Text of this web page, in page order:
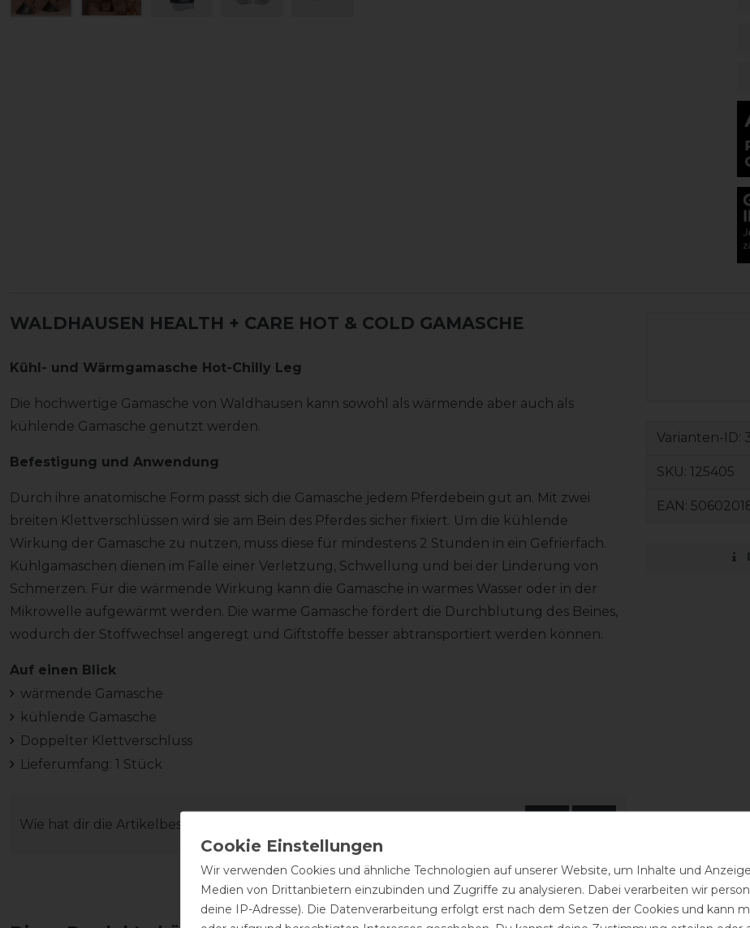
WALDHAUSEN HEALTH + CARE HOT & COLD GAMASCHE
Kühl- und Wärmgamasche Hot-Chilly Leg
Die hochwertige Gamasche von Waldhausen kann sowohl als wärmende aber auch als
kühlende Gamasche genutzt werden.
Befestigung und Anwendung
Durch ihre anatomische Form passt sich die Gamasche jedem Pferdebein gut an. Mit zwei
breiten Klettverschlüssen wird sie am Bein des Pferdes sicher fixiert. Um die kühlende
Wirkung der Gamasche zu nutzen, muss diese für mindestens 2 Stunden in ein Gefrierfach.
Kühlgamaschen dienen im Falle einer Verletzung, Schwellung und bei der Linderung von
Schmerzen. Für die wärmende Wirkung kann die Gamasche in warmes Wasser oder in der
Mikrowelle aufgewärmt werden. Die warme Gamasche fördert die Durchblutung des Beines,
wodurch der Stoffwechsel angeregt und Giftstoffe besser abtransportiert werden können.
Auf einen Blick
wärmende Gamasche
kühlende Gamasche
Doppelter Klettverschluss
Lieferumfang: 1 Stück
Wie hat dir die Artikelbeschreibung gefallen?
Varianten-ID:
SKU: 125405
EAN:
Wir verwenden Cookies und ähnliche Technologien auf unserer Website, um Inhalte und
Medien von Drittanbietern einzubinden und Zugriffe zu analysieren. Dabei verarbeiten wir
deine IP-Adresse). Die Datenverarbeitung erfolgt erst nach dem Setzen der Cookies und kann